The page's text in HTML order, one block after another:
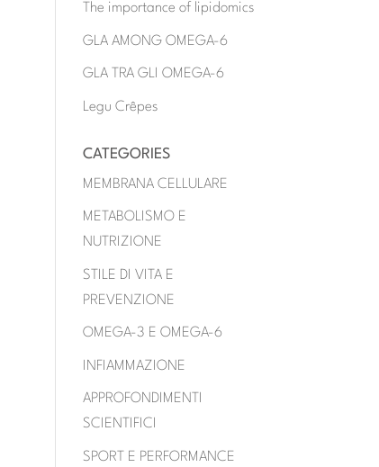
The importance of lipidomics
GLA AMONG OMEGA-6
GLA TRA GLI OMEGA-6
Legu Crêpes
CATEGORIES
MEMBRANA CELLULARE
METABOLISMO E
NUTRIZIONE
STILE DI VITA E
PREVENZIONE
OMEGA-3 E OMEGA-6
INFIAMMAZIONE
APPROFONDIMENTI
SCIENTIFICI
SPORT E PERFORMANCE